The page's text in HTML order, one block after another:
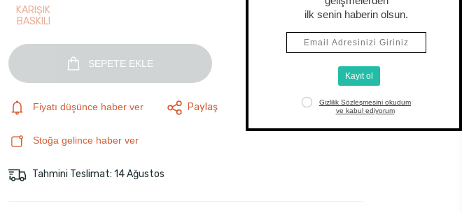
KARIŞIK
BASKILI
SEPETE EKLE
Fiyatı düşünce haber ver Paylaş
Stoğa gelince haber ver
Tahmini Teslimat: 14 Ağustos